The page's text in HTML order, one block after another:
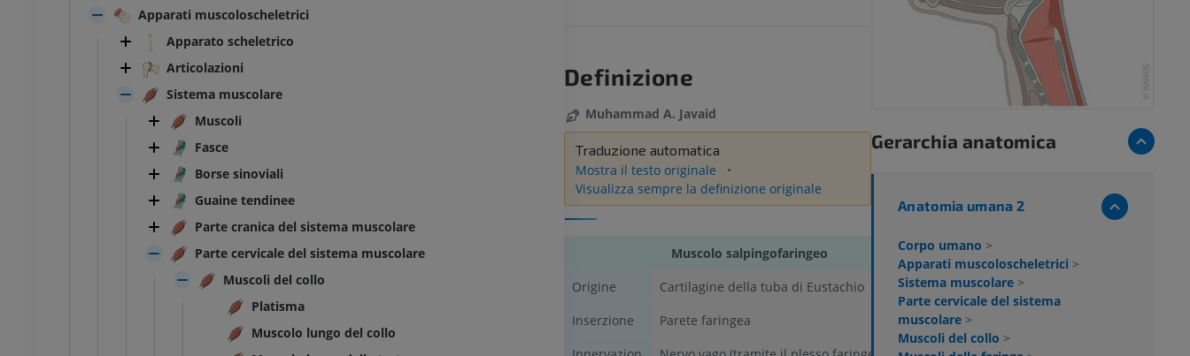
Apparati muscoloscheletrici
Apparato scheletrico
Articolazioni
Sistema muscolare
Muscoli
Fasce
Borse sinoviali
Guaine tendinee
Parte cranica del sistema muscolare
Parte cervicale del sistema muscolare
Muscoli del collo
Platisma
Muscolo lungo del collo
Definizione
Muhammad A. Javaid
Traduzione automatica
Mostra il testo originale
Visualizza sempre la definizione originale
Muscolo salpingofaringeo
Origine
Cartilagine della tuba di Eustachio
Inserzione
Parete faringea
Gerarchia anatomica
Anatomia umana 2
Corpo umano >
Apparati muscoloscheletrici >
Sistema muscolare >
Parte cervicale del sistema
muscolare >
Muscoli del collo >